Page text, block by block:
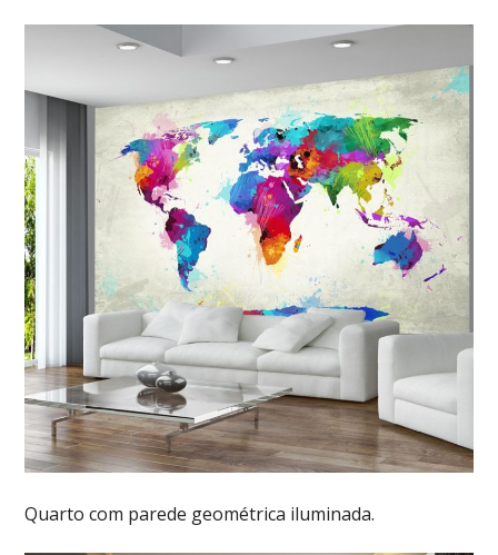
Quarto com parede geométrica iluminada.